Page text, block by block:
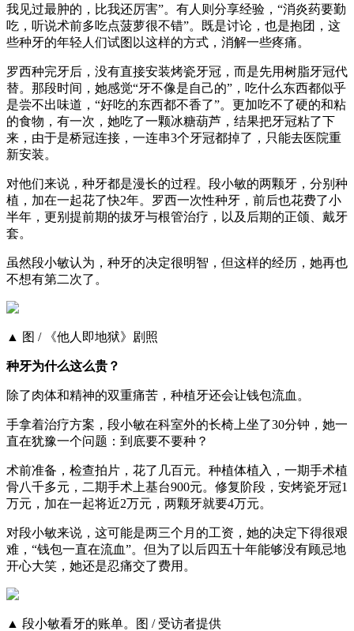
我见过最肿的，比我还厉害”。有人则分享经验，“消炎药要勤
吃，听说术前多吃点菠萝很不错”。既是讨论，也是抱团，这
些种牙的年轻人们试图以这样的方式，消解一些疼痛。
罗西种完牙后，没有直接安装烤瓷牙冠，而是先用树脂牙冠代
替。那段时间，她感觉“牙不像是自己的”，吃什么东西都似乎
是尝不出味道，“好吃的东西都不香了”。更加吃不了硬的和粘
的食物，有一次，她吃了一颗冰糖葫芦，结果把牙冠粘了下
来，由于是桥冠连接，一连串3个牙冠都掉了，只能去医院重
新安装。
对他们来说，种牙都是漫长的过程。段小敏的两颗牙，分别种
植，加在一起花了快2年。罗西一次性种牙，前后也花费了小
半年，更别提前期的拔牙与根管治疗，以及后期的正颌、戴牙
套。
虽然段小敏认为，种牙的决定很明智，但这样的经历，她再也
不想有第二次了。
▲ 图 / 《他人即地狱》剧照
种牙为什么这么贵？
除了肉体和精神的双重痛苦，种植牙还会让钱包流血。
手拿着治疗方案，段小敏在科室外的长椅上坐了30分钟，她一
直在犹豫一个问题：到底要不要种？
术前准备，检查拍片，花了几百元。种植体植入，一期手术植
骨八千多元，二期手术上基台900元。修复阶段，安烤瓷牙冠1
万元，加在一起将近2万元，两颗牙就要4万元。
对段小敏来说，这可能是两三个月的工资，她的决定下得很艰
难，“钱包一直在流血”。但为了以后四五十年能够没有顾忌地
开心大笑，她还是忍痛交了费用。
▲ 段小敏看牙的账单。图 / 受访者提供